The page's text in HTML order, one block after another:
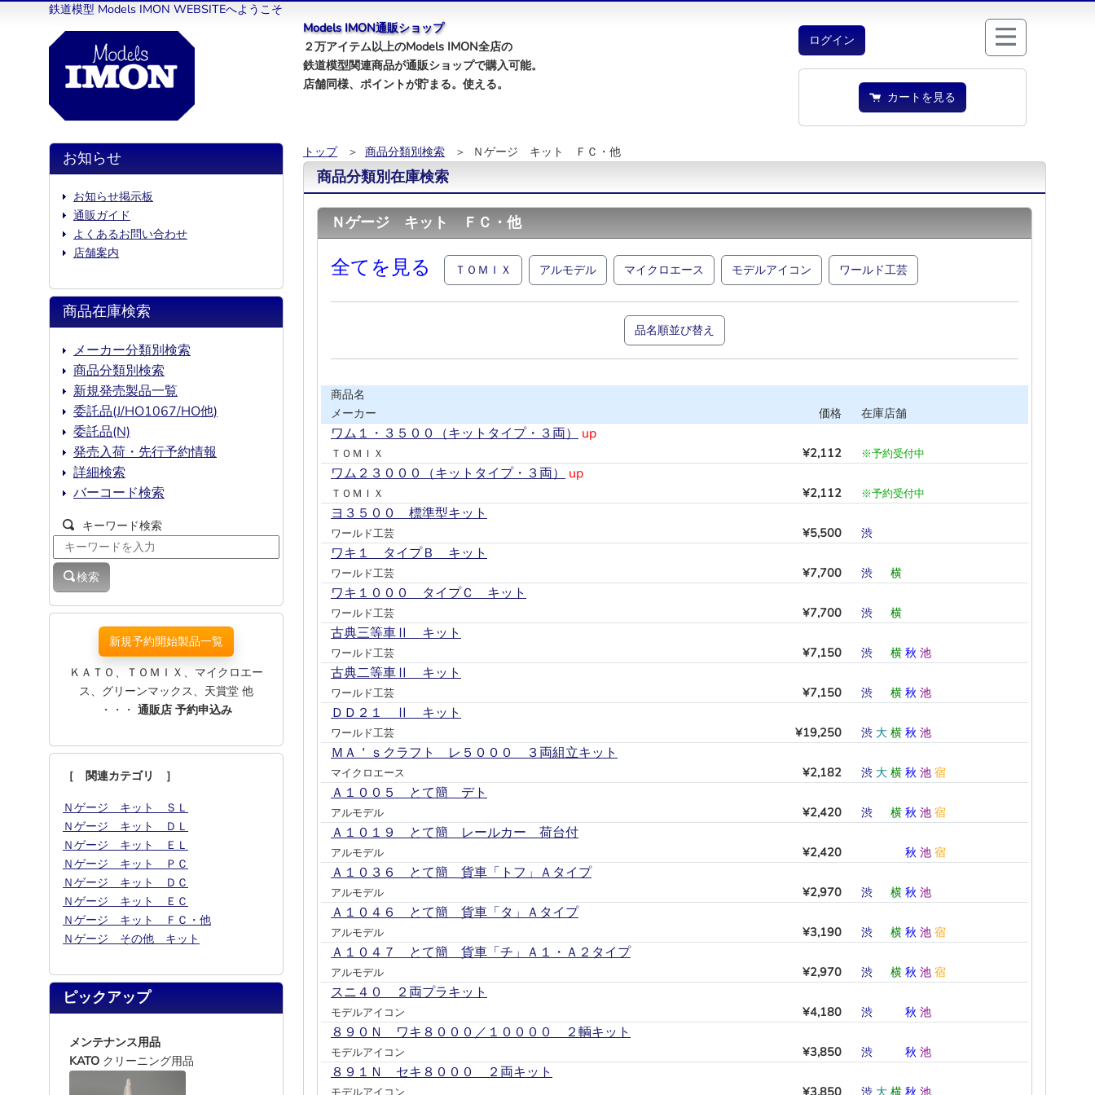
鉄道模型 Models IMON WEBSITEへようこそ
Models IMON通販ショップ
２万アイテム以上のModels IMON全店の
鉄道模型関連商品が通販ショップで購入可能。
店舗同様、ポイントが貯まる。使える。
ログイン
カートを見る
トップ ＞ 商品分類別検索 ＞ Ｎゲージ キット ＦＣ・他
商品分類別在庫検索
Ｎゲージ キット ＦＣ・他
全てを見る ＴＯＭＩＸ アルモデル マイクロエース モデルアイコン ワールド工芸
品名順並び替え
商品名
メーカー
価格 在庫店舗
ワム１・３５００（キットタイプ・３両） up
ＴＯＭＩＸ ¥2,112 ※予約受付中
ワム２３０００（キットタイプ・３両） up
ＴＯＭＩＸ ¥2,112 ※予約受付中
ヨ３５００ 標準型キット
ワールド工芸 ¥5,500 渋
ワキ１ タイプＢ キット
ワールド工芸 ¥7,700 渋 横
ワキ１０００ タイプＣ キット
ワールド工芸 ¥7,700 渋 横
古典三等車Ⅱ キット
ワールド工芸 ¥7,150 渋 横 秋 池
古典二等車Ⅱ キット
ワールド工芸 ¥7,150 渋 横 秋 池
ＤＤ２１ Ⅱ キット
ワールド工芸 ¥19,250 渋 大 横 秋 池
ＭＡ＇ｓクラフト レ５０００ ３両組立キット
マイクロエース ¥2,182 渋 大 横 秋 池 宿
Ａ１００５ とて簡 デト
アルモデル ¥2,420 渋 横 秋 池 宿
Ａ１０１９ とて簡 レールカー 荷台付
アルモデル ¥2,420 秋 池 宿
Ａ１０３６ とて簡 貨車「トフ」Ａタイプ
アルモデル ¥2,970 渋 横 秋 池
Ａ１０４６ とて簡 貨車「タ」Ａタイプ
アルモデル ¥3,190 渋 横 秋 池 宿
Ａ１０４７ とて簡 貨車「チ」Ａ１・Ａ２タイプ
アルモデル ¥2,970 渋 横 秋 池 宿
スニ４０ ２両プラキット
モデルアイコン ¥4,180 渋 秋 池
８９０Ｎ ワキ８０００／１００００ ２輌キット
モデルアイコン ¥3,850 渋 秋 池
８９１Ｎ セキ８０００ ２両キット
¥3,850 渋 大 横 秋 池
お知らせ
お知らせ掲示板
通販ガイド
よくあるお問い合わせ
店舗案内
商品在庫検索
メーカー分類別検索
商品分類別検索
新規発売製品一覧
委託品(J/HO1067/HO他)
委託品(N)
発売入荷・先行予約情報
詳細検索
バーコード検索
キーワード検索
検索
新規予約開始製品一覧
ＫＡＴＯ、ＴＯＭＩＸ、マイクロエー
ス、グリーンマックス、天賞堂 他
・・・ 通販店 予約申込み
［ 関連カテゴリ ］
Ｎゲージ キット ＳＬ
Ｎゲージ キット ＤＬ
Ｎゲージ キット ＥＬ
Ｎゲージ キット ＰＣ
Ｎゲージ キット ＤＣ
Ｎゲージ キット ＥＣ
Ｎゲージ キット ＦＣ・他
Ｎゲージ その他 キット
ピックアップ
メンテナンス用品
KATO クリーニング用品